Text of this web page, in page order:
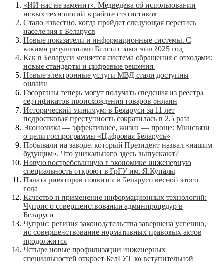
«ИИ нас не заменит». Медведева об использовании
новых технологий в работе статистиков
Стало известно, когда пройдет следующая перепись
населения в Беларуси
Новые показатели и информационные системы. С
какими результатами Белстат закончил 2025 год
Как в Беларуси меняется система обращения с отходами:
новые стандарты и цифровые решения
Новые электронные услуги МВД стали доступны
онлайн
Госорганы теперь могут получать сведения из реестра
сертификатов происхождения товаров онлайн
Исторический минимум: в Беларуси за 11 лет
подростковая преступность сократилась в 2,5 раза
Экономика — эффективнее, жизнь — проще: Минсвязи
о цели госпрограммы «Цифровая Беларусь»
Побывали на заводе, который Президент назвал «нашим
будущим». Что уникального здесь выпускают?
Новую востребованную в экономике инженерную
специальность откроют в ГрГУ им. Я.Купалы
Палата риелторов появится в Беларуси весной этого
года
Качество и применение информационных технологий:
Чуприс о совершенствовании админпроцедур в
Беларуси
Чуприс: ревизия законодательства завершена успешно,
но совершенствование нормативных правовых актов
продолжится
Четыре новые профилизации инженерных
специальностей откроет БелГУТ ко вступительной